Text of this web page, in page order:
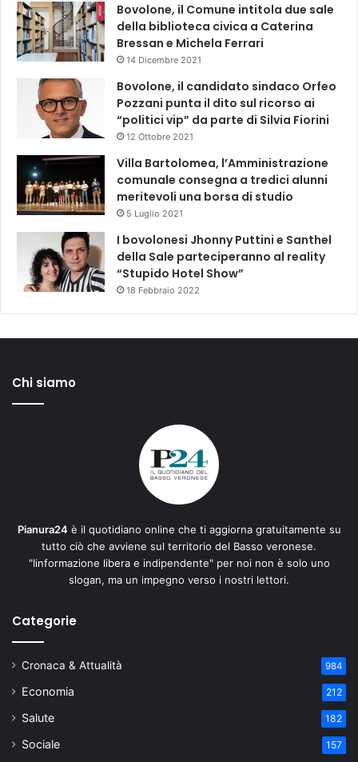
Bovolone, il Comune intitola due sale
della biblioteca civica a Caterina
Bressan e Michela Ferrari
14 Dicembre 2021
Bovolone, il candidato sindaco Orfeo
Pozzani punta il dito sul ricorso ai
“politici vip” da parte di Silvia Fiorini
12 Ottobre 2021
Villa Bartolomea, l’Amministrazione
comunale consegna a tredici alunni
meritevoli una borsa di studio
5 Luglio 2021
I bovolonesi Jhonny Puttini e Santhel
della Sale parteciperanno al reality
“Stupido Hotel Show”
18 Febbraio 2022
Chi siamo
Pianura24 è il quotidiano online che ti aggiorna gratuitamente su
tutto ciò che avviene sul territorio del Basso veronese.
"Iinformazione libera e indipendente" per noi non è solo uno
slogan, ma un impegno verso i nostri lettori.
Categorie
Cronaca & Attualità 984
Economia 212
Salute 182
Sociale 157